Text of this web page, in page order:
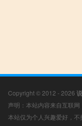
Copyright © 2012 - 2026
声明：本站内容来自互联
本站仅为个人兴趣爱好，